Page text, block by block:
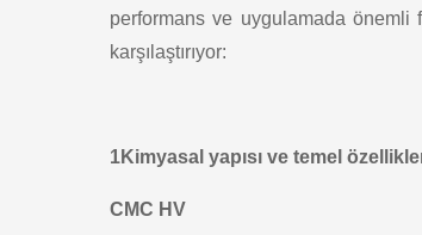
performans ve uygulamada önemli
karşılaştırıyor:
1Kimyasal yapısı ve temel
CMC HV